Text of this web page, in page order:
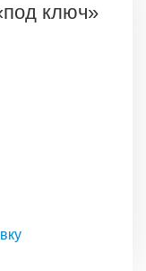
ключ»